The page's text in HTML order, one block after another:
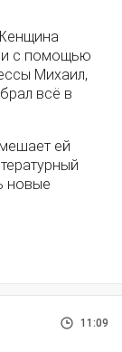
с помощью
Михаил,
всё в
ей
новые
11:09